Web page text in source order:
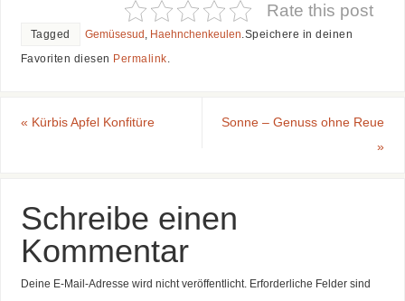
Rate this post
Tagged Gemüsesud , Haehnchenkeulen.Speichere in deinen
Favoriten diesen Permalink.
« Kürbis Apfel Konfitüre
Sonne – Genuss ohne Reue
»
Schreibe einen
Kommentar
Deine E-Mail-Adresse wird nicht veröffentlicht. Erforderliche Felder sind